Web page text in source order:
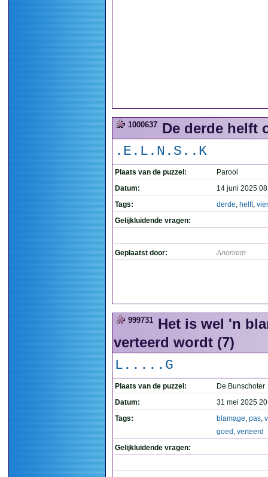
1000637 De derde helft
.E.L.N.S..K
Plaats van de puzzel:
Parool
Datum:
14 juni 2025
Tags:
derde, helft,
Gelijkluidende vragen:
Geplaatst door: Anoniem
999731 Het is wel 'n
verteerd wordt (7)
L.....G
Plaats van de puzzel:
De Bunschoter
Datum:
31 mei 2025
Tags:
blamage, pas,
goed , verteerd
Gelijkluidende vragen: